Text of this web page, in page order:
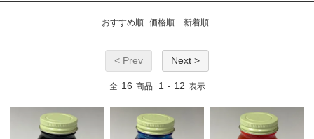
おすすめ順 価格順 新着順
< Prev Next >
全 16 商品 1 - 12 表示